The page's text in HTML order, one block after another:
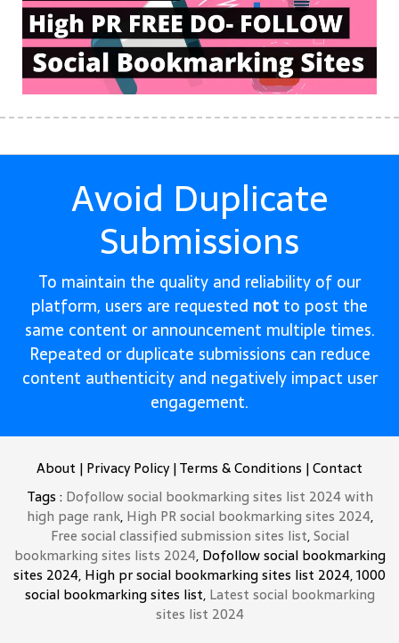
Avoid Duplicate
Submissions
To maintain the quality and reliability of our
platform, users are requested not to post the
same content or announcement multiple times.
Repeated or duplicate submissions can reduce
content authenticity and negatively impact user
engagement.
About | Privacy Policy|Terms & Conditions |Contact
Tags : Dofollow social bookmarking sites list 2024 with
high page rank, High PR social bookmarking sites 2024,
Free social classified submission sites list,Social
bookmarking sites lists 2024, Dofollow social bookmarking
sites 2024, High pr social bookmarking sites list 2024, 1000
social bookmarking sites list, Latest social bookmarking
sites list 2024